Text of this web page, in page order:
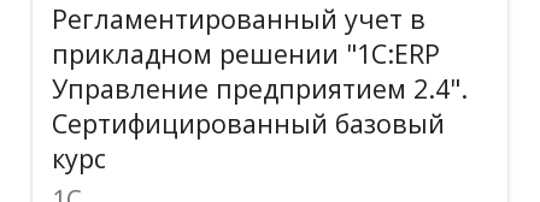
Регламентированный учет в
прикладном решении "1С:ERP
Управление предприятием 2.4".
Сертифицированный базовый
курс